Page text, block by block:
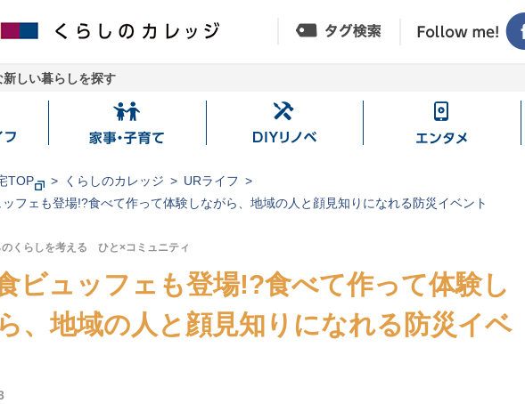
新しい暮らしを探す
家
子
育
DIY
ベ
エ
メ
TOP くらしのカレッジ
URライフ
フェも登場!?食べて作って体験しながら、地域の人と顔見知りになれる防災イベント
のくらしを考える ひと×コミュニティ
ビュッフェも登場!?食べて作って体験し
、地域の人と顔見知りになれる防災イベ